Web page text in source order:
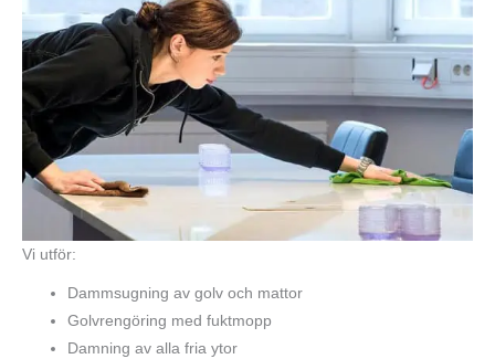
Vi utför:
Dammsugning av golv och mattor
Golvrengöring med fuktmopp
Damning av alla fria ytor